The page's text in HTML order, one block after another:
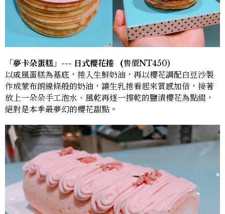
「夢卡朵蛋糕」--- 日式櫻花捲 (售價NT450)
以戚風蛋糕為基底，捲入生鮮奶油，再以櫻花調配白豆沙製
作成蒙布朗線條般的奶油，讓生乳捲看起來質感加倍，接著
放上一朵朵手工泡水、風乾再逐一擦乾的鹽漬櫻花為點綴，
絕對是本季最夢幻的櫻花甜點。